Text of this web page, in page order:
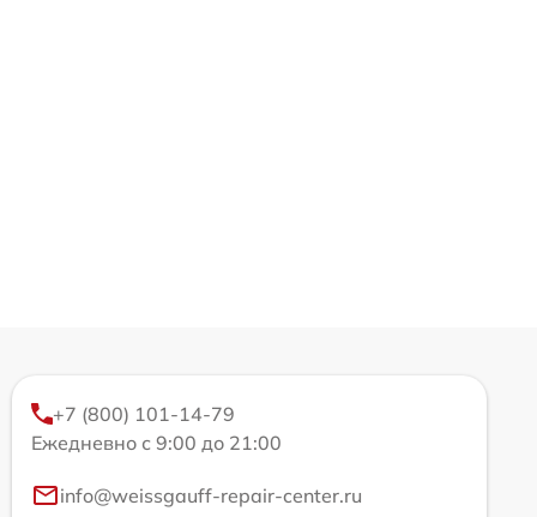
+7 (800) 101-14-79
Ежедневно с 9:00 до 21:00
info@weissgauff-repair-center.ru